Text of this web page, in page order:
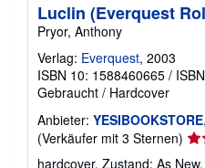
Luclin (Everquest
Pryor, Anthony
Verlag: Everquest, 2003
ISBN 10: 1588460665 /
Gebraucht / Hardcover
Anbieter: YESIBOOKSTORE
(Verkäufer mit 3 Sternen)
hardcover. Zustand: As New.